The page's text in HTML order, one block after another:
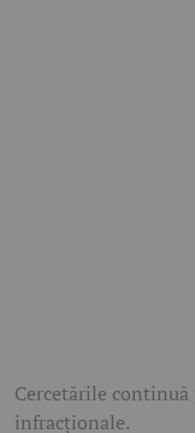
Cercetările
infracționale.